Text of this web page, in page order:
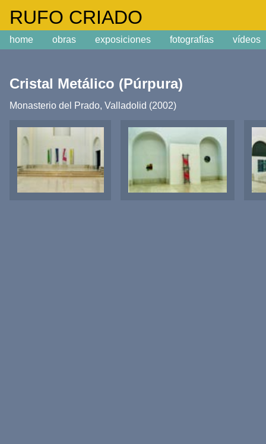
RUFO CRIADO
home obras exposiciones fotografías vídeos
Cristal Metálico (Púrpura)
Monasterio del Prado, Valladolid (2002)